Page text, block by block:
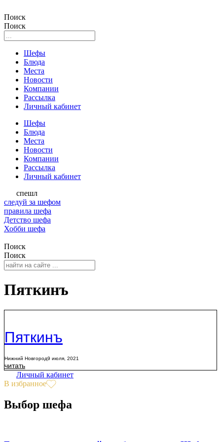
Поиск
Поиск
Шефы
Блюда
Места
Новости
Компании
Рассылка
Личный кабинет
Шефы
Блюда
Места
Новости
Компании
Рассылка
Личный кабинет
спешл
следуй за шефом
правила шефа
Детство шефа
Хобби шефа
Поиск
Поиск
Пяткинъ
Пяткинъ
Нижний Новгород9 июля, 2021
читать
Личный кабинет
В избранное
Выбор шефа